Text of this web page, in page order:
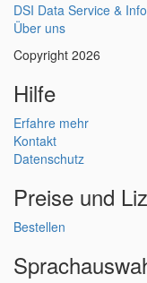
DSI Data Service &
Über uns
Copyright 2026
Hilfe
Erfahre mehr
Kontakt
Datenschutz
Preise und
Bestellen